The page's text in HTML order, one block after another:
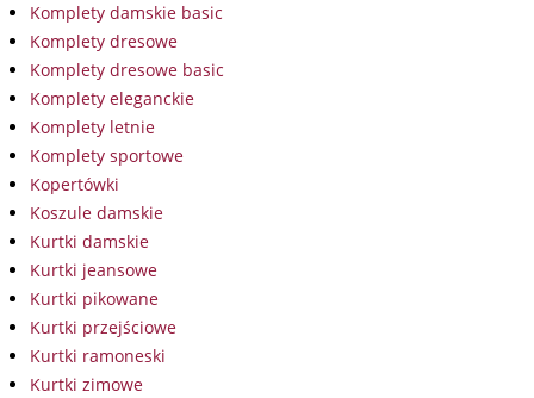
Komplety damskie basic
Komplety dresowe
Komplety dresowe basic
Komplety eleganckie
Komplety letnie
Komplety sportowe
Kopertówki
Koszule damskie
Kurtki damskie
Kurtki jeansowe
Kurtki pikowane
Kurtki przejściowe
Kurtki ramoneski
Kurtki zimowe